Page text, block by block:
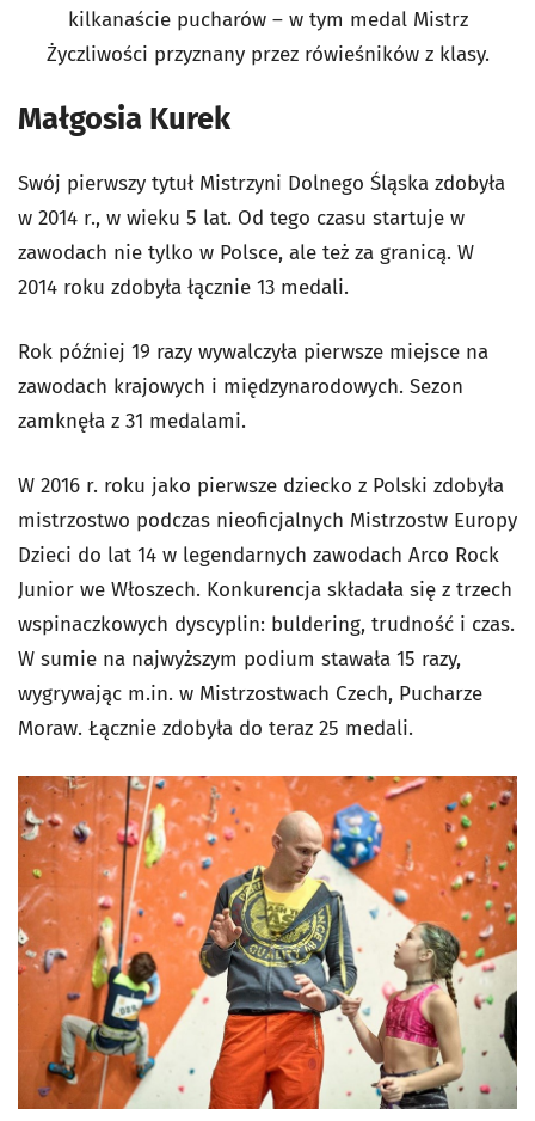
kilkanaście pucharów – w tym medal Mistrz
Życzliwości przyznany przez rówieśników z klasy.
Małgosia Kurek
Swój pierwszy tytuł Mistrzyni Dolnego Śląska zdobyła
w 2014 r., w wieku 5 lat. Od tego czasu startuje w
zawodach nie tylko w Polsce, ale też za granicą. W
2014 roku zdobyła łącznie 13 medali.
Rok później 19 razy wywalczyła pierwsze miejsce na
zawodach krajowych i międzynarodowych. Sezon
zamknęła z 31 medalami.
W 2016 r. roku jako pierwsze dziecko z Polski zdobyła
mistrzostwo podczas nieoficjalnych Mistrzostw Europy
Dzieci do lat 14 w legendarnych zawodach Arco Rock
Junior we Włoszech. Konkurencja składała się z trzech
wspinaczkowych dyscyplin: buldering, trudność i czas.
W sumie na najwyższym podium stawała 15 razy,
wygrywając m.in. w Mistrzostwach Czech, Pucharze
Moraw. Łącznie zdobyła do teraz 25 medali.